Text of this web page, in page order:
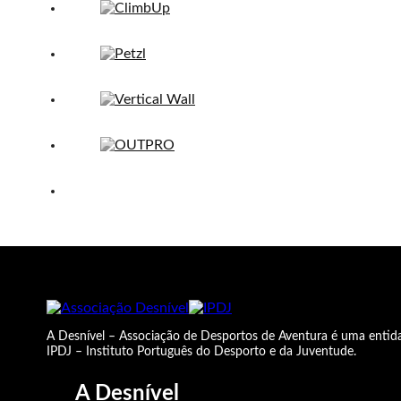
A Desnível – Associação de Desportos de Aventura é uma
IPDJ – Instituto Português do Desporto e da Juventude.
A Desnível